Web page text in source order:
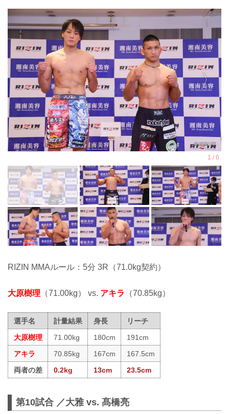
RIZIN MMAルール：5分 3R（71.0kg契約）
大原樹理 （71.00kg） vs. アキラ （70.85kg）
選手名 計量結果 身長
リーチ
大原樹理
71.00kg 180cm
191cm
アキラ
70.85kg 167cm
167.5cm
両者の差
0.2kg 13cm 23.5cm
第10試合 ／大雅 vs. 髙橋亮